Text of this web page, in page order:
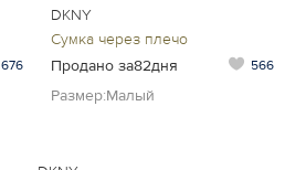
676
DKNY
Сумка через плечо
Продано за82дня
566
Размер:Малый